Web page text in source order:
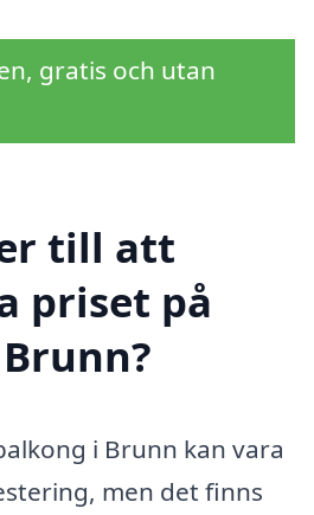
gratis och utan
till att
priset på
i Brunn kan vara
men det finns